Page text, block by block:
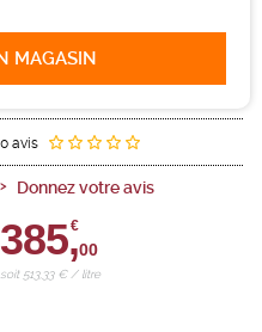
MAGASIN
Rouge - Bouteille de 75 cl
0 avis
Donnez votre avis
385,
€
00
soit 513,33 € / litre